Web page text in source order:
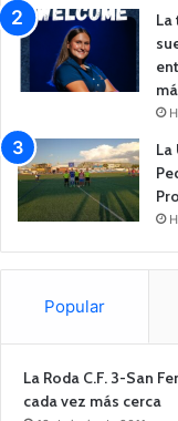
La
La
Popular
La Roda C.F. 3-San
cada vez más cerca